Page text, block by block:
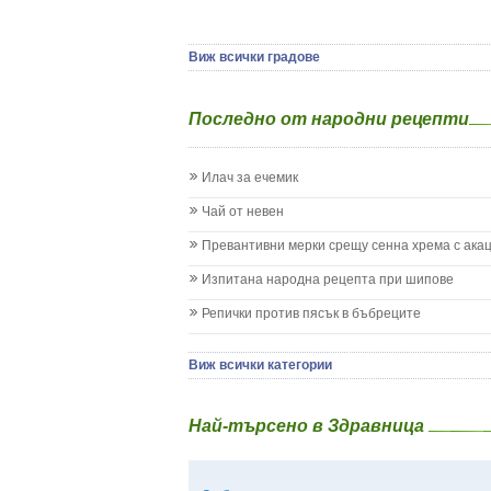
Детски диабет
Жълтеница
Запек на бебето и детето
Кашлица при бебето и детето
Колики
Менингит
Млечница
Нощно напикаване - енуреза
Плач
Виж всички градове
Последно от народни рецепти
Илач за ечемик
Чай от невен
Превантивни мерки срещу сенна хрема с
Изпитана народна рецепта при шипове
Репички против пясък в бъбреците
Виж всички категории
Най-търсено в Здравница